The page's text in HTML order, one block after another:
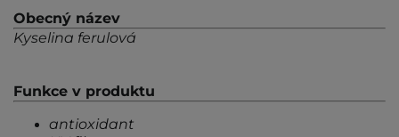
Obecný název
Kyselina ferulová
Funkce v produktu
antioxidant